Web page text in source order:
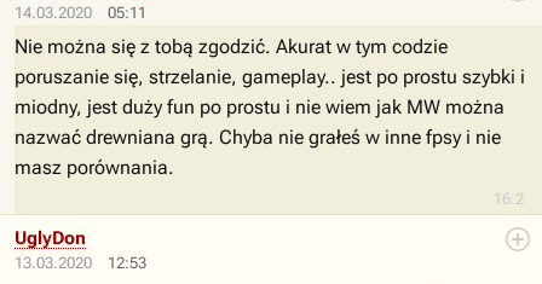
14.03.2020 05:11
16.2
Nie można się z tobą zgodzić. Akurat w tym codzie
poruszanie się, strzelanie, gameplay.. jest po prostu szybki i
miodny, jest duży fun po prostu i nie wiem jak MW można
nazwać drewniana grą. Chyba nie grałeś w inne fpsy i nie
masz porównania.
13.03.2020 12:53
UglyDon